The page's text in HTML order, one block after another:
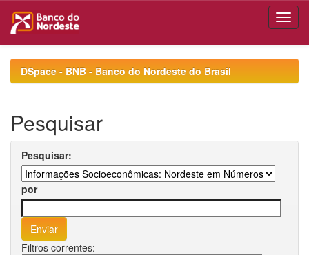
navigationDSpace - BNB - Banco do Nordeste do Brasil
Pesquisar
Pesquisar:
por
Filtros correntes: